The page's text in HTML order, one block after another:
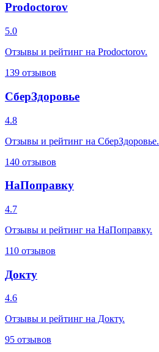
Prodoctorov
5.0
Отзывы и рейтинг на Prodoctorov.
139 отзывов
СберЗдоровье
4.8
Отзывы и рейтинг на СберЗдоровье.
140 отзывов
НаПоправку
4.7
Отзывы и рейтинг на НаПоправку.
110 отзывов
Докту
4.6
Отзывы и рейтинг на Докту.
95 отзывов